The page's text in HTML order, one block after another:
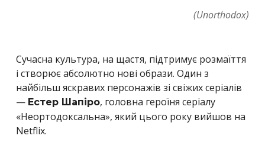
(Unorthodox)
Сучасна культура, на щастя, підтримує розмаїття
і створює абсолютно нові образи. Один з
найбільш яскравих персонажів зі свіжих серіалів
— Естер Шапіро, головна героїня серіалу
«Неортодоксальна», який цього року вийшов на
Netflix.